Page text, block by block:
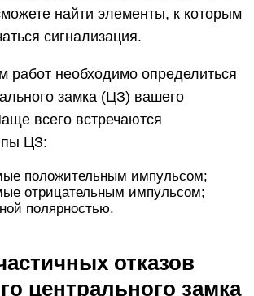
найти элементы, к которым
сигнализация.
работ необходимо определиться
замка (ЦЗ) вашего
всего встречаются
ЦЗ:
положительным импульсом;
отрицательным импульсом;
полярностью.
отказов
центрального замка